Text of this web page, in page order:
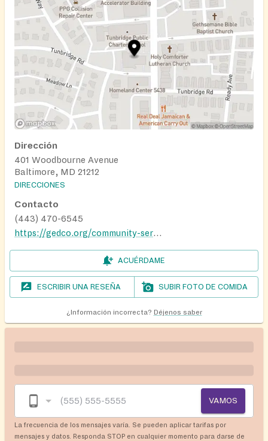
Dirección
401 Woodbourne Avenue
Baltimore, MD 21212
DIRECCIONES
Contacto
(443) 470-6545
https://gedco.org/community-services/
ACUÉRDAME
ESCRIBIR UNA RESEÑA SUBIR FOTO DE COMIDA
¿Información incorrecta? Déjenos saber
VAMOS
La frecuencia de los mensajes varía. Se pueden aplicar tarifas por
mensajes y datos. Responda STOP en cualquier momento para darse de